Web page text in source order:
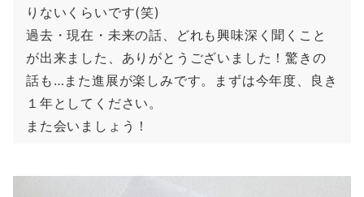
りないくらいです(笑)
過去・現在・未来の話、どれも興味深く聞くこと
が出来ました、ありがとうございました！驚きの
話も…また進展が楽しみです。まずは今年度、良き
１年としてください。
また会いましょう！